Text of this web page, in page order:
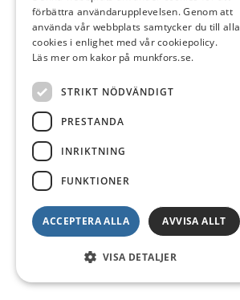
förbättra användarupplevelsen. Genom att
använda vår webbplats samtycker du till alla
cookies i enlighet med vår cookiepolicy.
Läs mer om kakor på munkfors.se.
STRIKT NÖDVÄNDIGT
PRESTANDA
INRIKTNING
FUNKTIONER
ACCEPTERA ALLA AVVISA ALLT
VISA DETALJER